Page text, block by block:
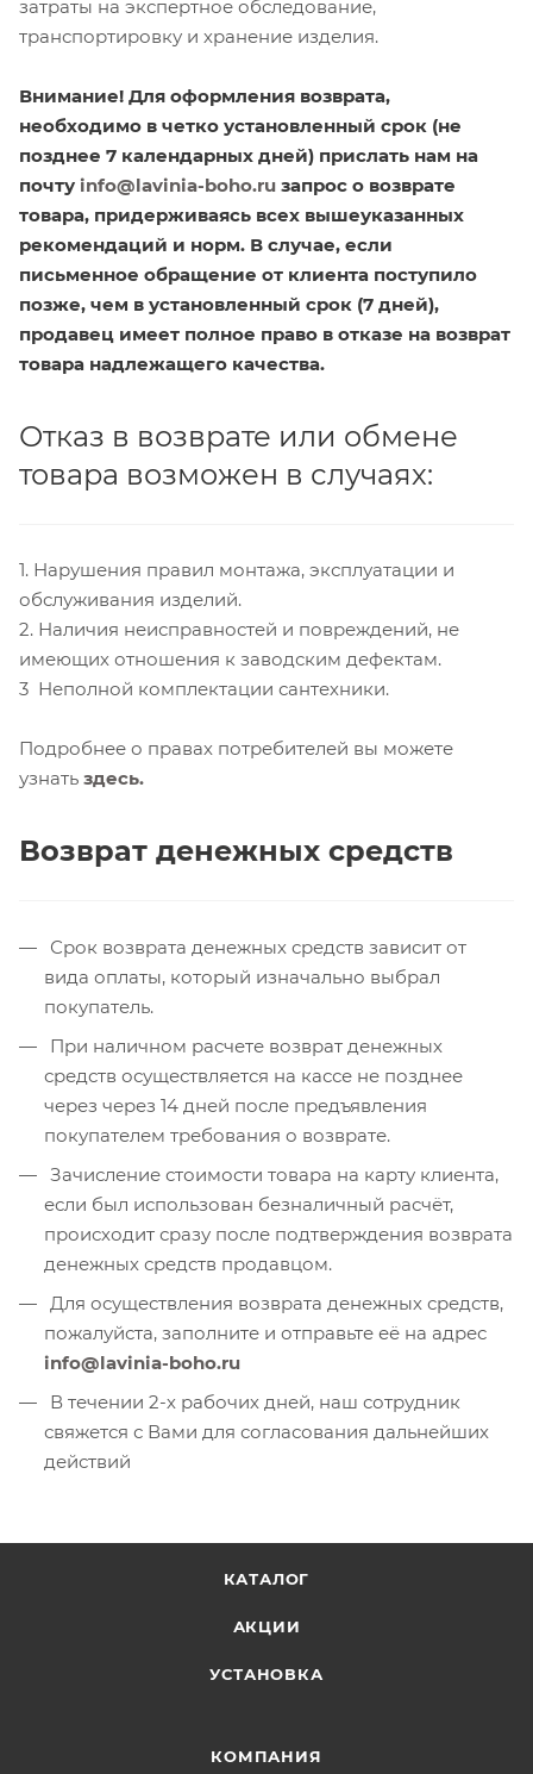
затраты на экспертное обследование,
транспортировку и хранение изделия.
Внимание! Для оформления возврата,
необходимо в четко установленный срок (не
позднее 7 календарных дней) прислать нам на
почту info@lavinia-boho.ru запрос о возврате
товара, придерживаясь всех вышеуказанных
рекомендаций и норм. В случае, если
письменное обращение от клиента поступило
позже, чем в установленный срок (7 дней),
продавец имеет полное право в отказе на возврат
товара надлежащего качества.
Отказ в возврате или обмене
товара возможен в случаях:
1. Нарушения правил монтажа, эксплуатации и
обслуживания изделий.
2. Наличия неисправностей и повреждений, не
имеющих отношения к заводским дефектам.
3 Неполной комплектации сантехники.
Подробнее о правах потребителей вы можете
узнать здесь.
Возврат денежных средств
Срок возврата денежных средств зависит от
вида оплаты, который изначально выбрал
покупатель.
При наличном расчете возврат денежных
средств осуществляется на кассе не позднее
через через 14 дней после предъявления
покупателем требования о возврате.
Зачисление стоимости товара на карту клиента,
если был использован безналичный расчёт,
происходит сразу после подтверждения возврата
денежных средств продавцом.
Для осуществления возврата денежных средств,
пожалуйста, заполните и отправьте её на адрес
info@lavinia-boho.ru
В течении 2-х рабочих дней, наш сотрудник
свяжется с Вами для согласования дальнейших
действий
КАТАЛОГ
АКЦИИ
УСТАНОВКА
КОМПАНИЯ